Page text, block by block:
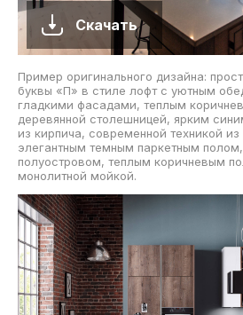
Скачать
Пример оригинального дизайна:
буквы «П» в стиле лофт с уютным
гладкими фасадами, теплым
деревянной столешницей, ярким
из кирпича, современной техникой
элегантным темным паркетным
полуостровом, теплым коричневым
монолитной мойкой.